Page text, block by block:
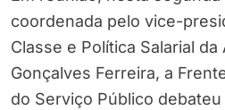
coordenada pelo vice-
Classe e Política Salarial
Gonçalves Ferreira, a
do Serviço Público debateu